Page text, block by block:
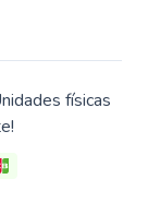
físicas